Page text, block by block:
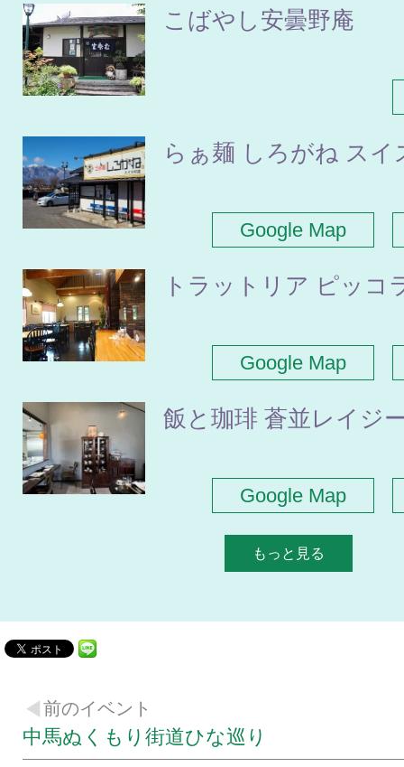
こばやし安曇野庵
らぁ麺 しろがね スイ
Google Map
トラットリア ピッコ
Google Map
飯と珈琲 蒼並レイジ
Google Map
もっと見る
前のイベント
中馬ぬくもり街道ひな巡り